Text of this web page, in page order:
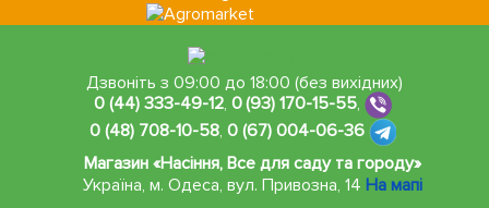
Дзвоніть з 09:00 до 18:00 (без вихідних)
0 (44) 333-49-12, 0 (93) 170-15-55,
0 (48) 708-10-58, 0 (67) 004-06-36
Магазин «Насіння, Все для саду та городу»
Україна, м. Одеса,вул. Привозна, 14 На мапі